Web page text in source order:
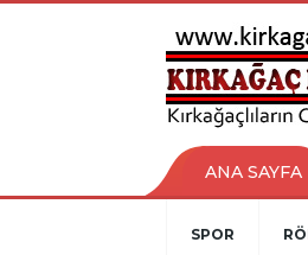
ANA SAYFA
SPOR